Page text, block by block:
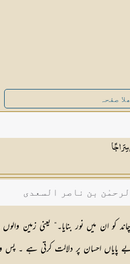
صفحہ
سِرَاجًا
بن ناصر السعدی
کو ان میں نور بنایا۔“ یعنی زمین
پایاں احسان پر دلالت کرتی ہے ۔